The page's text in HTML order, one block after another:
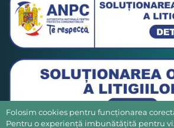
Folosim cookies pentru funcționarea
Pentru o experiență imbunătățită pentru